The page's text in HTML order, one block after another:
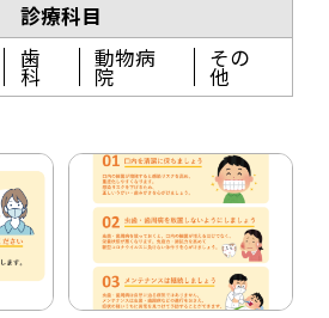
診療科目
歯
科
動物病
院
その
他